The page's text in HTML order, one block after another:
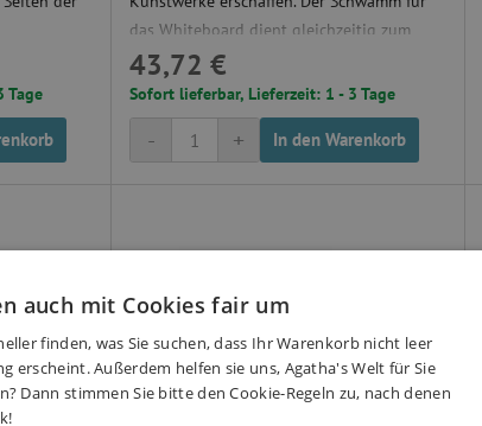
Tage
das Whiteboard dient gleichzeitig zum
Befestigen von Malpapier.
43,72 €
Sofort lieferbar, Lieferzeit: 1 - 3 Tage
+
- In den Warenkorb
auch mit Cookies fair um
finden, was Sie suchen, dass Ihr Warenkorb nicht leer
erscheint. Außerdem helfen sie uns, Agatha's Welt für Sie
Dann stimmen Sie bitte den Cookie-Regeln zu, nach denen